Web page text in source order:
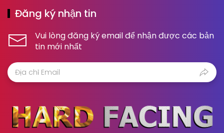
Đăng ký nhận tin
Vui lòng đăng ký email để nhận được các bản
tin mới nhất